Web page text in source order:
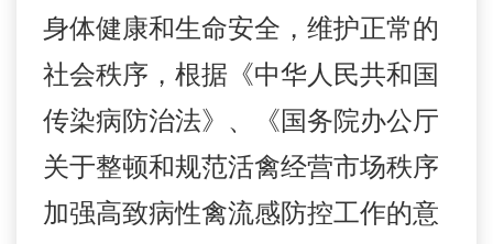
身体健康和生命安全，维护正常的
社会秩序，根据《中华人民共和国
传染病防治法》 、
《国务院办公厅
关于整顿和规范活禽经营市场秩序
加强高致病性禽流感防控工作的意